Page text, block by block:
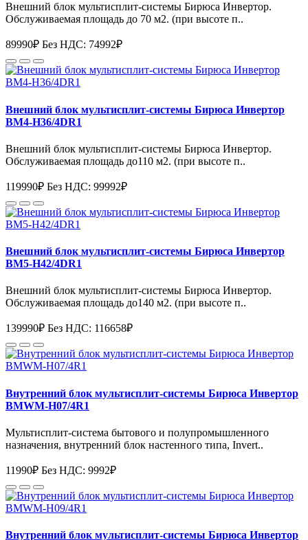
Внешний блок мультисплит-системы Бирюса Инвертор.
Обслуживаемая площадь до 70 м2. (при высоте п..
89990₽ Без НДС: 74992₽
Внешний блок мультисплит-системы Бирюса Инвертор
BM4-H36/4DR1
Внешний блок мультисплит-системы Бирюса Инвертор.
Обслуживаемая площадь до110 м2. (при высоте п..
119990₽ Без НДС: 99992₽
Внешний блок мультисплит-системы Бирюса Инвертор
BM5-H42/4DR1
Внешний блок мультисплит-системы Бирюса Инвертор.
Обслуживаемая площадь до140 м2. (при высоте п..
139990₽ Без НДС: 116658₽
Внутренний блок мультисплит-системы Бирюса Инвертор
BMWM-H07/4R1
Мультисплит-система бытового и полупромышленного
назначения, внутренний блок настенного типа, Invert..
11990₽ Без НДС: 9992₽
Внутренний блок мультисплит-системы Бирюса Инвертор